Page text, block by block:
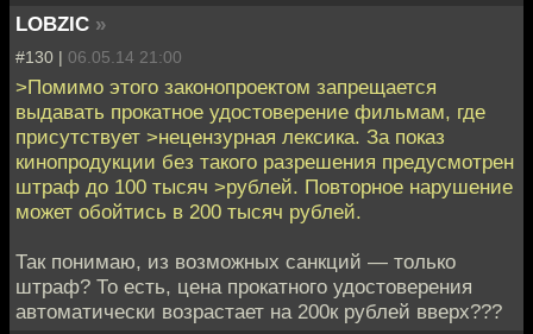
LOBZIC »
#130 | 06.05.14 21:00
>Помимо этого законопроектом запрещается
выдавать прокатное удостоверение фильмам, где
присутствует >нецензурная лексика. За показ
кинопродукции без такого разрешения предусмотрен
штраф до 100 тысяч >рублей. Повторное нарушение
может обойтись в 200 тысяч рублей.
Так понимаю, из возможных санкций — только
штраф? То есть, цена прокатного удостоверения
автоматически возрастает на 200к рублей вверх???